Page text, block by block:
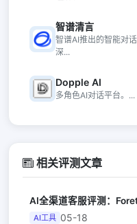
智谱清言
智谱AI推出的智能对
深...
Dopple AI
多角色AI对话平台。...
相关评测文章
AI工具 05-18